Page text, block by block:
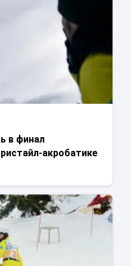
в финал
акробатике